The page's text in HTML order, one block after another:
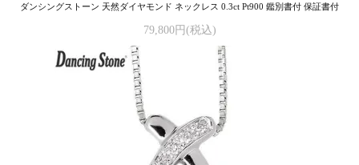
ダンシングストーン 天然ダイヤモンド ネックレス 0.3ct Pt900 鑑別書付 保証書付
79,800円(税込)